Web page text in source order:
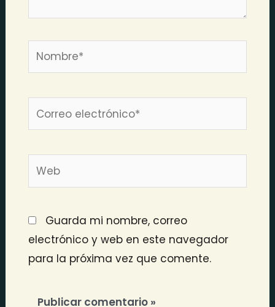
Nombre*
Correo
Web
Guarda mi nombre, correo
electrónico y web en este navegador
para la próxima vez que comente.